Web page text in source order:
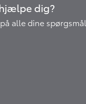
dig?
alle dine spørgsmål